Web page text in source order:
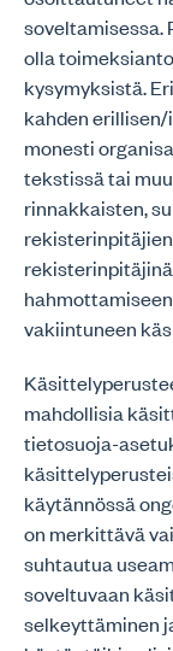
soveltamisessa.
olla
kysymyksistä.
kahden
monesti
tekstissä tai
rinnakkaisten,
vakiintuneen
mahdollisia
tietosuoja-
käytännössä
on merkittävä
suhtautua
soveltuvaan
selkeyttäminen